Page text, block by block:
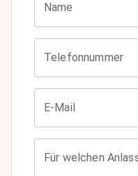
Name
Telefonnummer
E-Mail